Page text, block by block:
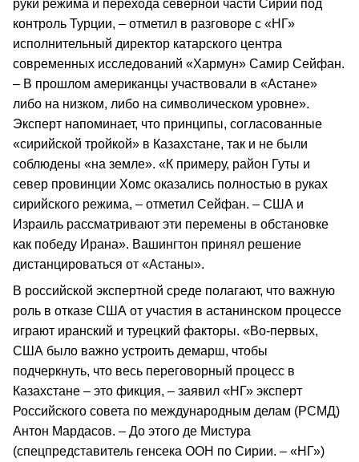
руки режима и перехода северной части Сирии под
контроль Турции, – отметил в разговоре с «НГ»
исполнительный директор катарского центра
современных исследований «Хармун» Самир Сейфан.
– В прошлом американцы участвовали в «Астане»
либо на низком, либо на символическом уровне».
Эксперт напоминает, что принципы, согласованные
«сирийской тройкой» в Казахстане, так и не были
соблюдены «на земле». «К примеру, район Гуты и
север провинции Хомс оказались полностью в руках
сирийского режима, – отметил Сейфан. – США и
Израиль рассматривают эти перемены в обстановке
как победу Ирана». Вашингтон принял решение
дистанцироваться от «Астаны».
В российской экспертной среде полагают, что важную
роль в отказе США от участия в астанинском процессе
играют иранский и турецкий факторы. «Во-первых,
США было важно устроить демарш, чтобы
подчеркнуть, что весь переговорный процесс в
Казахстане – это фикция, – заявил «НГ» эксперт
Российского совета по международным делам (РСМД)
Антон Мардасов. – До этого де Мистура
(спецпредставитель генсека ООН по Сирии. – «НГ»)